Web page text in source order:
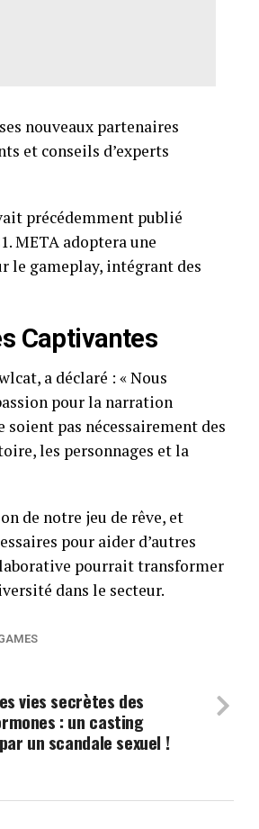
nouveaux partenaires
et conseils d’experts
précédemment publié
META adoptera une
le gameplay, intégrant des
Captivantes
a déclaré : « Nous
pour la narration
pas nécessairement des
les personnages et la
de notre jeu de rêve, et
pour aider d’autres
pourrait transformer
dans le secteur.
vies secrètes des
: un casting
un scandale sexuel !